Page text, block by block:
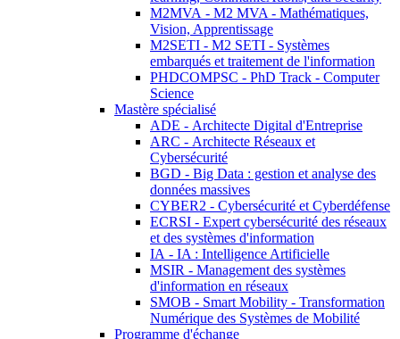
M2MVA - M2 MVA - Mathématiques,
Vision, Apprentissage
M2SETI - M2 SETI - Systèmes
embarqués et traitement de l'information
PHDCOMPSC - PhD Track - Computer
Science
Mastère spécialisé
ADE - Architecte Digital d'Entreprise
ARC - Architecte Réseaux et
Cybersécurité
BGD - Big Data : gestion et analyse des
données massives
CYBER2 - Cybersécurité et Cyberdéfense
ECRSI - Expert cybersécurité des réseaux
et des systèmes d'information
IA - IA : Intelligence Artificielle
MSIR - Management des systèmes
d'information en réseaux
SMOB - Smart Mobility - Transformation
Numérique des Systèmes de Mobilité
Programme d'échange